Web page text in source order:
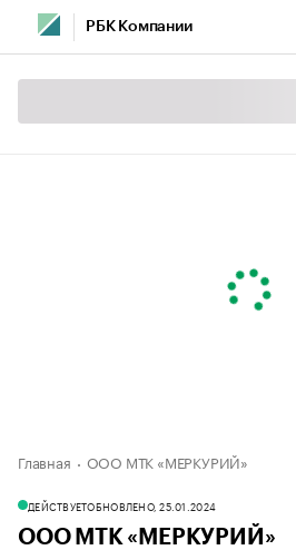
РБК Компании
Главная ООО МТК «МЕРКУРИЙ»
ДЕЙСТВУЕТОБНОВЛЕНО, 25.01.2024
ООО МТК «МЕРКУРИЙ»